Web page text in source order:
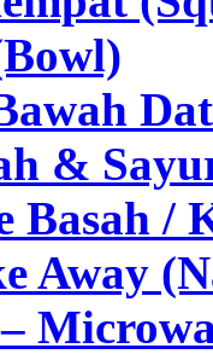
&
Basah /
Away